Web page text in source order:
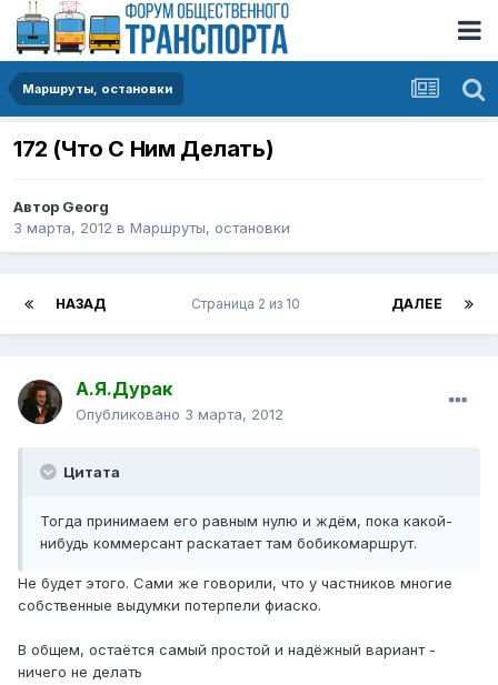
Маршруты, остановки
172 (Что С Ним Делать)
Автор Georg
3 марта, 2012 в Маршруты, остановки
НАЗАД ДАЛЕЕ
Страница 2 из 10
А.Я.Дурак
Опубликовано 3 марта, 2012
Цитата
Тогда принимаем его равным нулю и ждём, пока какой-
нибудь коммерсант раскатает там бобикомаршрут.
Не будет этого. Сами же говорили, что у частников многие
собственные выдумки потерпели фиаско.
В общем, остаётся самый простой и надёжный вариант -
ничего не делать